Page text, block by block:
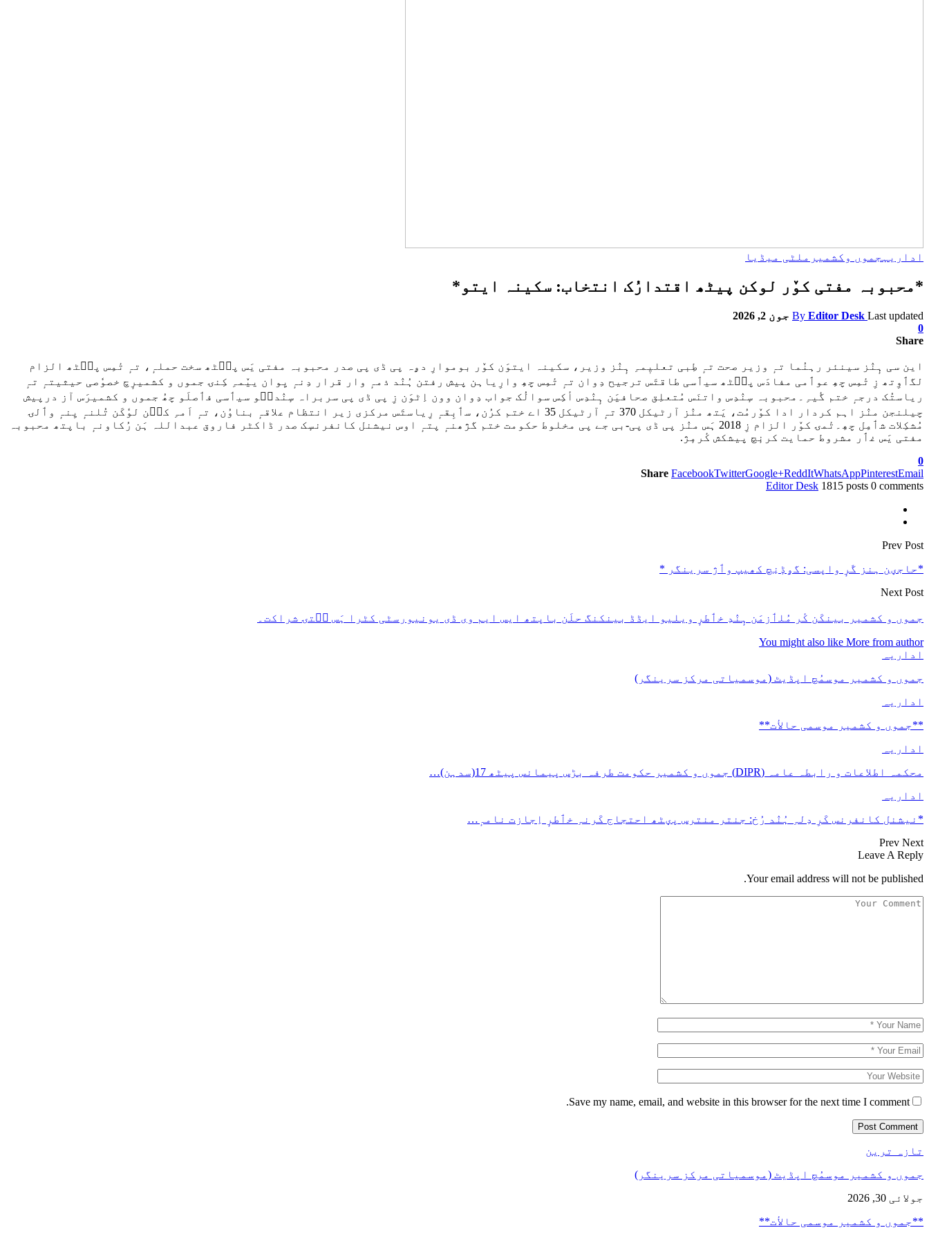
اداریہ جموں وکشمیر ملٹی میڈیا
*محبوبہ مفتی کوٚر لوکن پیٹھ اقتدارُک انتخاب: سکینہ ایتو*
By Editor Desk Last updated
جون 2, 2026
0
Share
این سی ہٕنٛز سینئر رہنُما تہٕ وزیر صحت تہٕ طِبی تعلیٖمہِ ہٕنٛز وزیر، سکینہ ایتوَن کوٚر بوموارِ دۄہ پی ڈی پی صدر محبوبہ مفتی یَس پٮ۪ٹھ سخت حملہٕ، تہٕ تٔمِس پٮ۪ٹھ الزام
لگٲوِتھ زِ تٔمِس چھِ عوٲمی مفادَس پٮ۪ٹھ سیٲسی طاقتَس ترجیح دِوان تہٕ تٔمِس چھِ وارِیاہن پیش رفتن ہُنٛد ذمہٕ وار قرار دِنہٕ یِوان ییٚمہِ کِنۍ جموں و کشمیرٕچ خصوٗصی حیثیتہٕ تہٕ
ریاستُک درجہٕ ختم گٔیہِ۔محبوبہ سٕنٛدِس واتنَس مُتعلِق صحافیَن ہٕنٛدِس أکِس سوالُک جواب دِوان وون اِٹوَن زِ پی ڈی پی سربراہ سٕنٛدٮ۪و سیٲسی فٲصلَو چھُ جموں و کشمیرَس آز درپیش
چیلنجن منٛز اہم کردار ادا کوٚرمُت، یَتھ منٛز آرٹیکل 370 تہٕ آرٹیکل 35 اے ختم کرُن، سٲبِقہٕ رِیاستَس مرکزی زیر انتظام علاقہٕ بناوُن، تہٕ اَمہِ کٮ۪ن لوٗکَن تُلنہٕ یِنہٕ وٲلۍ
مُشکِلات شٲمِل چھِ۔تٔمۍ کوٚر الزام زِ 2018 ہَس منٛز پی ڈی پی-بی جے پی مخلوط حکومت ختم گژھنہٕ پتہٕ اوس نیشنل کانفرنسٕک صدر ڈاکٹر فاروق عبداللہ ہَن رُکاونہٕ باپتھ محبوبہ
مفتی یَس غٲر مشروط حمایت کرنٕچ پیشکش کٔرمٕژ.
0
Share FacebookTwitterGoogle+ReddItWhatsAppPinterestEmail
Editor Desk 1815 posts 0 comments
Prev Post
*حاجؠن ہنز گَرٕ واپسی: گۄڈٕنِچ کھیپ وٲژ سرینگر *
Next Post
جموں و کشمیر بینکَن کٔر مُلٲزمَن ہٕنٛدِ خٲطرٕ ویلیو ایڈڈ بینکنگ حلَن باپتھ ایس ایم وی ڈی یونیورسٹی کٹرا ہَس سۭتۍ شراکت۔
You might also like More from author
اداریہ
جموں و کشمیر موسمُچ اپڈیٹ (موسمیاتی مرکز سرینگر)
اداریہ
**جموں و كشمیر موسمی حالأت**
اداریہ
محکمہ اطلاعات و رابطہ عامہ (DIPR) جموں و کشمیر حکومت طرفہ بڑس پیمانس پیٹھ 17(سدہن)…
اداریہ
*نیشنل کانفرنس کَرِ دِلہِ ہُنٛد رُخ: جنتر منترس پؠٹھ احتجاج کَرنہِ خٲطرٕ اِجازت نامہٕ…
Prev Next
Leave A Reply
Your email address will not be published.
Save my name, email, and website in this browser for the next time I comment.
تازہ ترین
جموں و کشمیر موسمُچ اپڈیٹ (موسمیاتی مرکز سرینگر)
جولائی 30, 2026
**جموں و كشمیر موسمی حالأت**